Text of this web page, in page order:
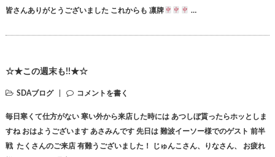
皆さんありがとうございました これからも 凛牌
…
☆★この週末も!!★☆
SDAブログ コメントを書く
毎日寒くて仕方がない 寒い外から来店した時には あつしぼ貰ったらホッとしま
すね おはようございます あさみんです 先日は 難波イーソー様でのゲスト 前半
戦 たくさんのご来店 有難うございました！ じゅんこさん、りなさん、 お疲れ